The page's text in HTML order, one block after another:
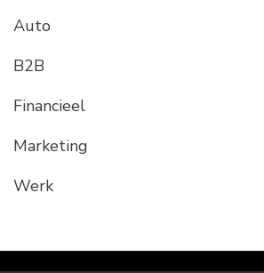
Auto
B2B
Financieel
Marketing
Werk